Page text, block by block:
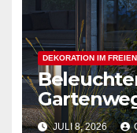
DEKORATION IM FREIEN
JULI 8, 2026